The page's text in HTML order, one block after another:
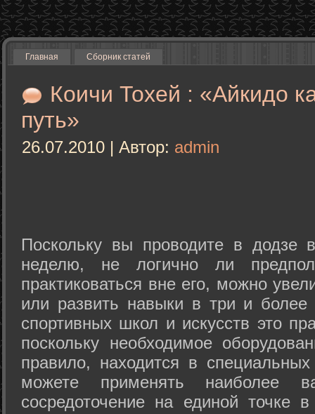
Главная Сборник статей
Коичи Тохей : «Айкидо
путь»
26.07.2010 | Автор: admin
Поскольку вы проводите в додзе
неделю, не логично ли
практиковаться вне его, можно
или развить навыки в три и
спортивных школ и искусств это
поскольку необходимое
правило, находится в
можете применять наиболее
сосредоточение на единой точке